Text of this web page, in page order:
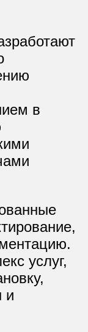
в
услуг,
и